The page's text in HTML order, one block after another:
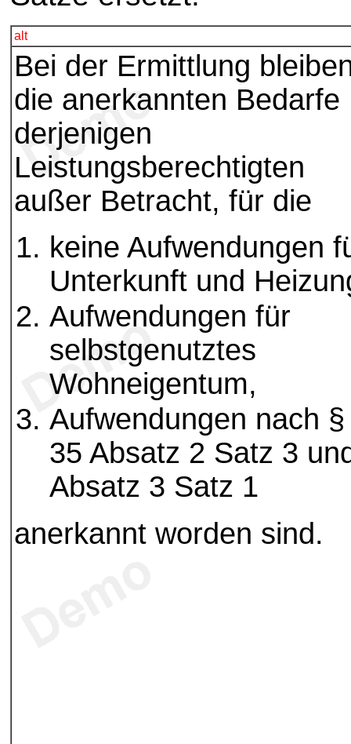
alt
Bei der Ermittlung
die anerkannten Bedarfe
derjenigen
Leistungsberechtigten
außer Betracht, für die
keine Aufwendungen
Unterkunft und
Aufwendungen für
selbstgenutztes
Wohneigentum,
Aufwendungen nach §
35 Absatz 2 Satz 3
Absatz 3 Satz 1
anerkannt worden sind.